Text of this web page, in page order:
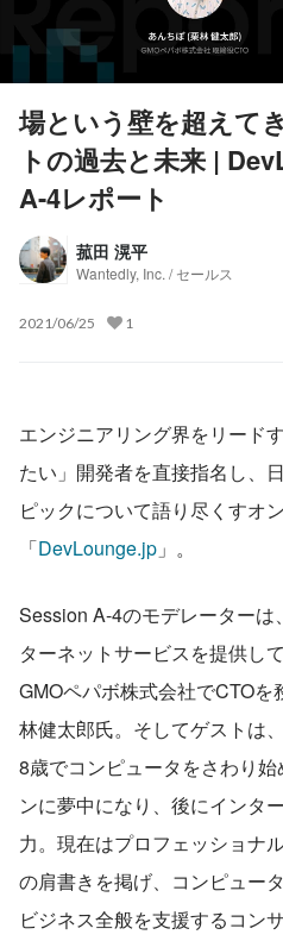
場という壁を超えて
トの過去と未来 |
A-4レポート
菰田 滉平
Wantedly, Inc. / セールス
2021/06/25 1
エンジニアリング界をリード
たい」開発者を直接指名し、
ピックについて語り尽くすオ
「DevLounge.jp 」。
Session A-4のモデレーター
ターネットサービスを提供し
GMOペパボ株式会社でCTO
林健太郎氏。そしてゲストは
8歳でコンピュータをさわり
ンに夢中になり、後にインタ
力。現在はプロフェッショナ
の肩書きを掲げ、コンピュー
ビジネス全般を支援するコン